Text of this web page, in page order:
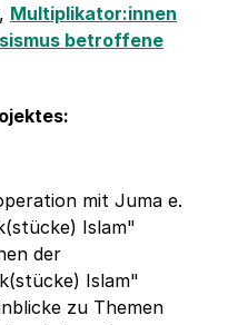
, Multiplikator:innen
betroffene
mit Juma e.
Islam"
der
Islam"
zu Themen